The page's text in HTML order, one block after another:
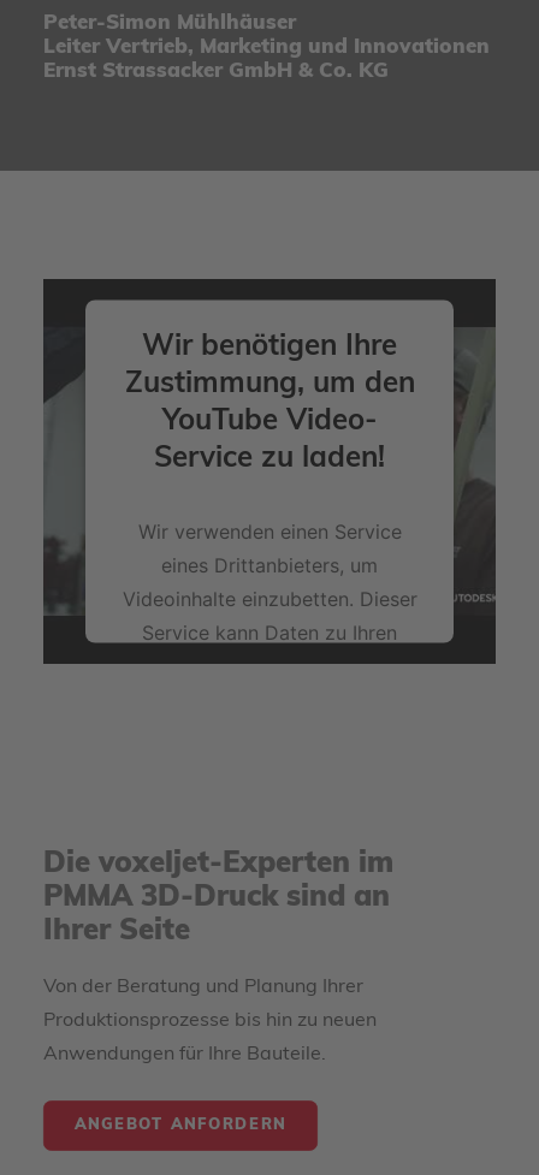
Peter-Simon Mühlhäuser
Leiter Vertrieb, Marketing und Innovationen
Ernst Strassacker GmbH & Co. KG
Wir benötigen Ihre
Zustimmung, um den
YouTube Video-
Service zu laden!
Wir verwenden einen Service
eines Drittanbieters, um
Videoinhalte einzubetten. Dieser
Service kann Daten zu Ihren
Aktivitäten sammeln. Bitte lesen
Akzeptieren
Die voxeljet-Experten im
PMMA 3D-Druck sind an
Ihrer Seite
Von der Beratung und Planung Ihrer
Produktionsprozesse bis hin zu neuen
Anwendungen für Ihre Bauteile.
ANGEBOT ANFORDERN